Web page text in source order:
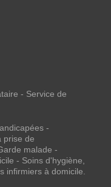
- Service de
-
prise de
malade -
- Soins d'hygiène,
infirmiers à domicile.